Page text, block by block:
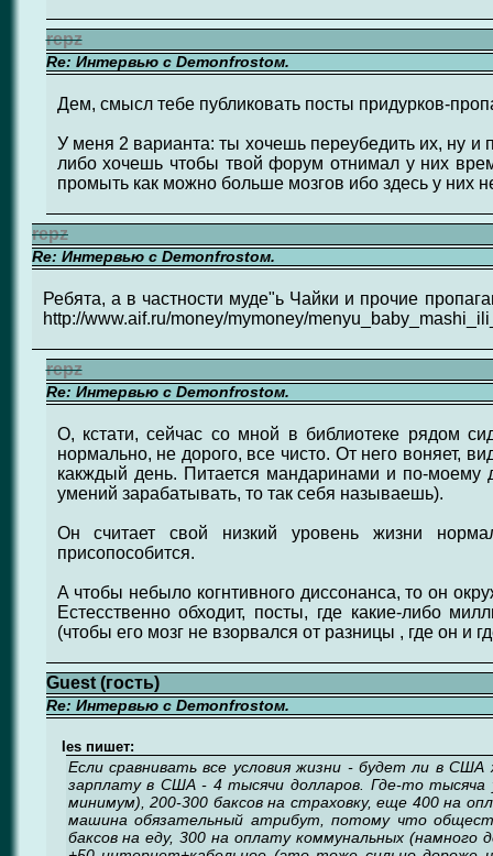
repz
Re: Интервью с Demonfrostом.
Дем, смысл тебе публиковать посты придурков-
У меня 2 варианта: ты хочешь переубедить их, ну и
либо хочешь чтобы твой форум отнимал у них
промыть как можно больше мозгов ибо здесь у них
repz
Re: Интервью с Demonfrostом.
Ребята, а в частности муде"ь Чайки и прочие
http://www.aif.ru/money/mymoney/
repz
Re: Интервью с Demonfrostом.
О, кстати, сейчас со мной в библиотеке рядом
нормально, не дорого, все чисто. От него воняет,
какждый день. Питается мандаринами и по-
умений зарабатывать, то так себя называешь).
Он считает свой низкий уровень жизни
присопособится.
А чтобы небыло когнтивного диссонанса, то он
Естесственно обходит, посты, где какие-либо
(чтобы его мозг не взорвался от разницы , где он и
Guest (гость)
Re: Интервью с Demonfrostом.
Ies пишет:
Если сравнивать все условия жизни - будет ли в
зарплату в США - 4 тысячи долларов. Где-то
минимум), 200-300 баксов на страховку, еще 400 на
машина обязательный атрибут, потому что
баксов на еду, 300 на оплату коммунальных